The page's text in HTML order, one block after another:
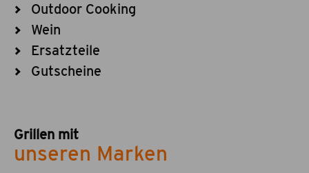
Outdoor Cooking
Wein
Ersatzteile
Gutscheine
Grillen mit
unseren Marken